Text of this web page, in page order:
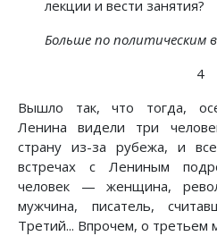
лекции и вести занятия?
Больше по политическим
4
Вышло так, что тогда,
Ленина видели три
страну из-за рубежа, и
встречах с Лениным
человек — женщина,
мужчина, писатель,
Третий... Впрочем, о третьем